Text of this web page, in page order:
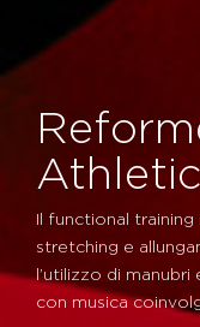
Athletic
Il functional
stretching e
l’utilizzo di
con musica